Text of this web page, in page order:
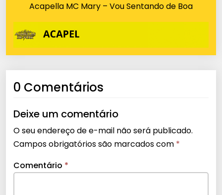
Acapella MC Mary – Vou Sentando de Boa
0 Comentários
Deixe um comentário
O seu endereço de e-mail não será publicado.
Campos obrigatórios são marcados com *
Comentário *